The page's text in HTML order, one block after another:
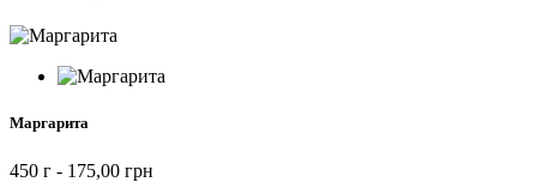
Маргарита
450 г - 175,00 грн